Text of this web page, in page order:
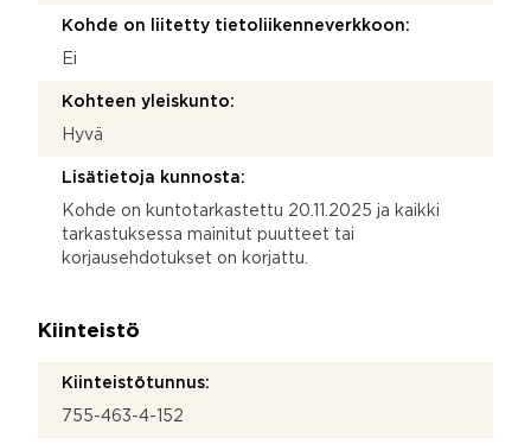
Kohde on liitetty tietoliikenneverkkoon:
Ei
Kohteen yleiskunto:
Hyvä
Lisätietoja kunnosta:
Kohde on kuntotarkastettu 20.11.2025 ja kaikki
tarkastuksessa mainitut puutteet tai
korjausehdotukset on korjattu.
Kiinteistö
Kiinteistötunnus:
755-463-4-152